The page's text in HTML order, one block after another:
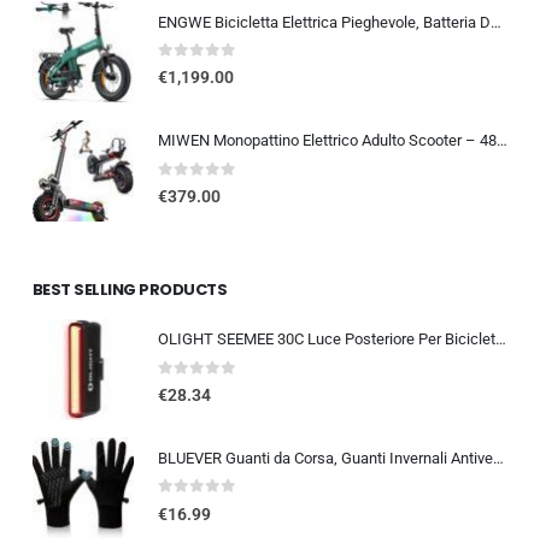
ENGWE Bicicletta Elettrica Pieghevole, Batteria Da 48 V 13,5Ah Con Autonomia Fino A 120km, Sensore Di Coppia Con Freni Idraul
0out of 5
€1,199.00
MIWEN Monopattino Elettrico Adulto Scooter – 48V 18Ah 45-55KM di Autonomia monopattino elettrico adulti 11/10.5 Pollici mo…
0out of 5
€379.00
BEST SELLING PRODUCTS
OLIGHT SEEMEE 30C Luce Posteriore Per Bicicletta LED 30 LUMEN Torcia Bici Rossa 5 Modalità Impermeabile IPX6 TYPE-C Fanale Po
0out of 5
€28.34
BLUEVER Guanti da Corsa, Guanti Invernali Antivento Touchscreen Guanti Sportivi Caldi Antiscivolo Idrorepellenti per Uomo Don
0out of 5
€16.99